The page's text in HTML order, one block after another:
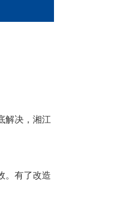
解决，湘江
。有了改造